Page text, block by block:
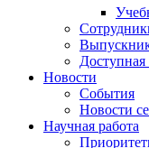
Доступная
Новости
События
Новости
Научная работа